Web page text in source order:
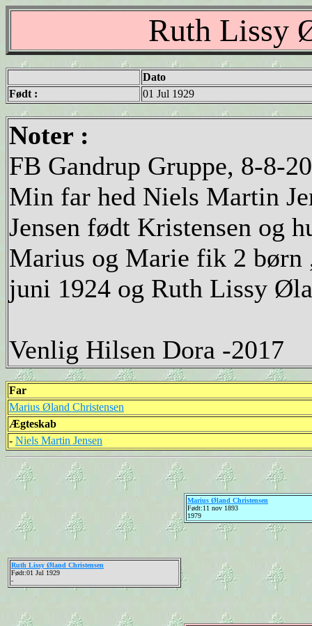
Ruth Lissy
Dato
Født :
01 Jul 1929
Noter :
FB Gandrup Gruppe, 8-8-
Min far hed Niels Martin
Jensen født Kristensen og
Marius og Marie fik 2 børn
juni 1924 og Ruth Lissy
Venlig Hilsen Dora -2017
Far
Marius Øland Christensen
Ægteskab
- Niels Martin Jensen
Ruth Lissy Øland Christensen
Født:01 Jul 1929
-
Marius Øland Christensen
Født:11 nov 1893
1979